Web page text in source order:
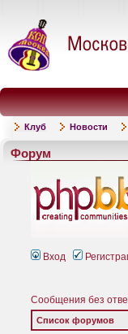
Клуб Новости
Форум
Вход
Сообщения без
Список форумов